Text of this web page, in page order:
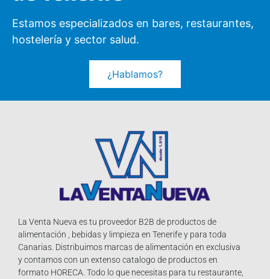
Estamos especializados en bares, restaurantes,
hostelería y sector salud.
¿Hablamos?
La Venta Nueva es tu proveedor B2B de productos de
alimentación , bebidas y limpieza en Tenerife y para toda
Canarias. Distribuimos marcas de alimentación en exclusiva
y contamos con un extenso catalogo de productos en
formato HORECA. Todo lo que necesitas para tu restaurante,